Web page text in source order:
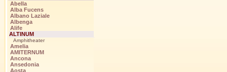
Abella
Alba Fucens
Albano Laziale
Albenga
Alife
ALTINUM
Amphitheater
Amelia
AMITERNUM
Ancona
Ansedonia
Aosta